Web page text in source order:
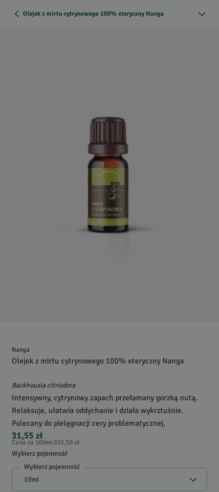
Olejek z mirtu cytrynowego 100% eteryczny Nanga
Nanga
Olejek z mirtu cytrynowego 100% eteryczny Nanga
Backhousia citriodora
Intensywny, cytrynowy zapach przełamany gorzką nutą.
Relaksuje, ułatwia oddychanie i działa wykrztuśnie.
Polecany do pielęgnacji cery problematycznej.
31,55 zł
Cena za 100ml:315,50 zł
Wybierz pojemność
Wybierz pojemność